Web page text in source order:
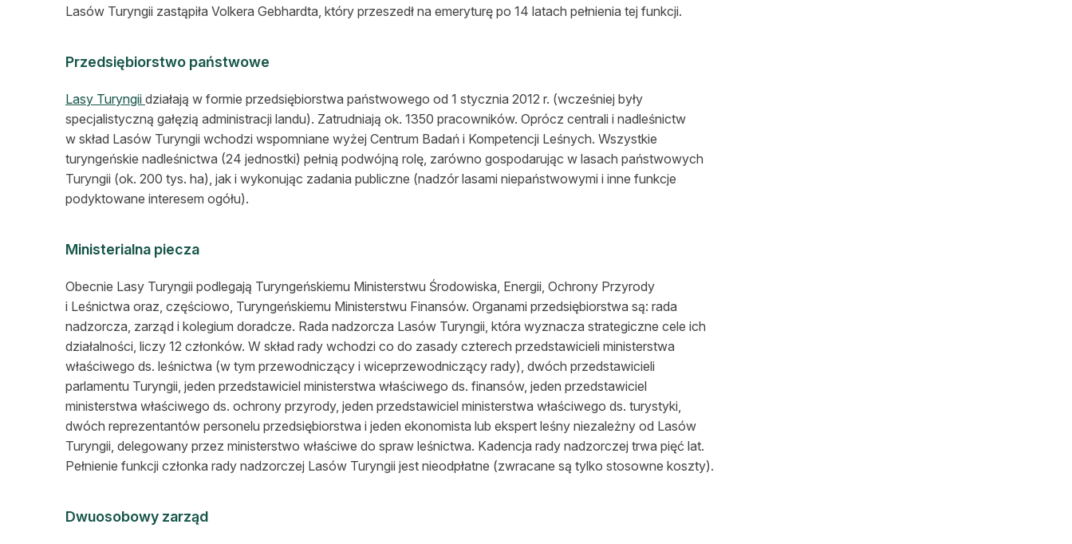
Lasów Turyngii zastąpiła Volkera Gebhardta, który przeszedł na emeryturę po 14 latach pełnienia tej funkcji.
Przedsiębiorstwo państwowe
Lasy Turyngii działają w formie przedsiębiorstwa państwowego od 1 stycznia 2012 r. (wcześniej były
specjalistyczną gałęzią administracji landu). Zatrudniają ok. 1350 pracowników. Oprócz centrali i nadleśnictw
w skład Lasów Turyngii wchodzi wspomniane wyżej Centrum Badań i Kompetencji Leśnych. Wszystkie
turyngeńskie nadleśnictwa (24 jednostki) pełnią podwójną rolę, zarówno gospodarując w lasach państwowych
Turyngii (ok. 200 tys. ha), jak i wykonując zadania publiczne (nadzór lasami niepaństwowymi i inne funkcje
podyktowane interesem ogółu).
Ministerialna piecza
Obecnie Lasy Turyngii podlegają Turyngeńskiemu Ministerstwu Środowiska, Energii, Ochrony Przyrody
i Leśnictwa oraz, częściowo, Turyngeńskiemu Ministerstwu Finansów. Organami przedsiębiorstwa są: rada
nadzorcza, zarząd i kolegium doradcze. Rada nadzorcza Lasów Turyngii, która wyznacza strategiczne cele ich
działalności, liczy 12 członków. W skład rady wchodzi co do zasady czterech przedstawicieli ministerstwa
właściwego ds. leśnictwa (w tym przewodniczący i wiceprzewodniczący rady), dwóch przedstawicieli
parlamentu Turyngii, jeden przedstawiciel ministerstwa właściwego ds. finansów, jeden przedstawiciel
ministerstwa właściwego ds. ochrony przyrody, jeden przedstawiciel ministerstwa właściwego ds. turystyki,
dwóch reprezentantów personelu przedsiębiorstwa i jeden ekonomista lub ekspert leśny niezależny od Lasów
Turyngii, delegowany przez ministerstwo właściwe do spraw leśnictwa. Kadencja rady nadzorczej trwa pięć lat.
Pełnienie funkcji członka rady nadzorczej Lasów Turyngii jest nieodpłatne (zwracane są tylko stosowne koszty).
Dwuosobowy zarząd